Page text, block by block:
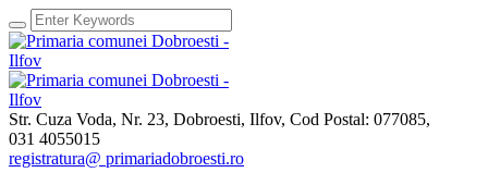
Str. Cuza Voda, Nr. 23, Dobroesti, Ilfov, Cod Postal: 077085,
031 4055015
registratura@ primariadobroesti.ro